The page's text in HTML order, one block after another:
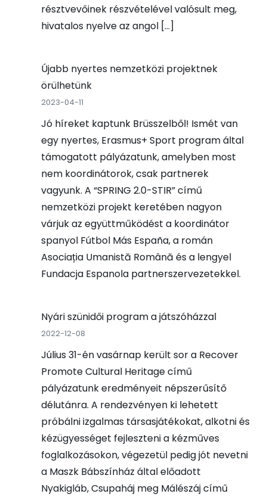
résztvevőinek részvételével valósult meg,
hivatalos nyelve az angol […]
Újabb nyertes nemzetközi projektnek
örülhetünk
2023-04-11
Jó híreket kaptunk Brüsszelből! Ismét van
egy nyertes, Erasmus+ Sport program által
támogatott pályázatunk, amelyben most
nem koordinátorok, csak partnerek
vagyunk. A “SPRING 2.0-STIR” című
nemzetközi projekt keretében nagyon
várjuk az együttműködést a koordinátor
spanyol Fútbol Más España, a román
Asociația Umanistă Română és a lengyel
Fundacja Espanola partnerszervezetekkel.
Nyári szünidői program a játszóházzal
2022-12-08
Július 31-én vasárnap került sor a Recover
Promote Cultural Heritage című
pályázatunk eredményeit népszerűsítő
délutánra. A rendezvényen ki lehetett
próbálni izgalmas társasjátékokat, alkotni és
kézügyességet fejleszteni a kézműves
foglalkozásokon, végezetül pedig jót nevetni
a Maszk Bábszínház által előadott
Nyakigláb, Csupaháj meg Málészáj című